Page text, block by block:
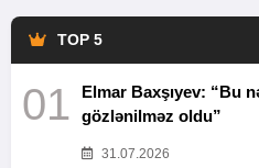
TOP 5
01
Elmar Baxşıyev: “Bu
gözlənilməz oldu”
31.07.2026